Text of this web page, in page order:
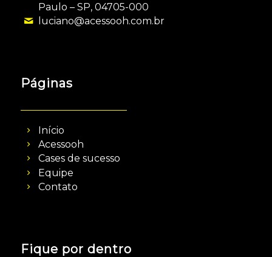
Paulo – SP, 04705-000
luciano@acessooh.com.br
Páginas
Início
Acessooh
Cases de sucesso
Equipe
Contato
Fique por dentro